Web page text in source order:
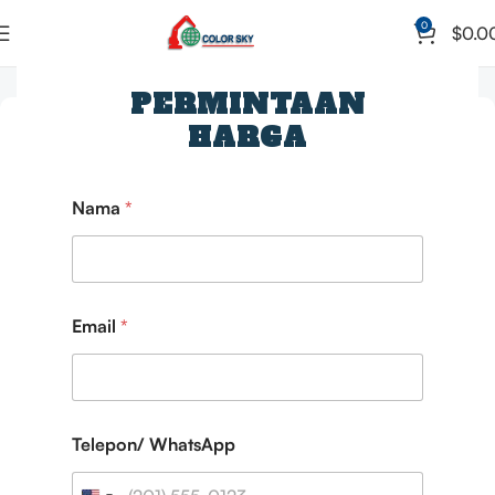
PERMINTAAN
HARGA
Nama *
Email *
Telepon/ WhatsApp
0 $